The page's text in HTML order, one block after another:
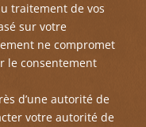
traitement de vos
sur votre
ne compromet
le consentement
d’une autorité de
votre autorité de